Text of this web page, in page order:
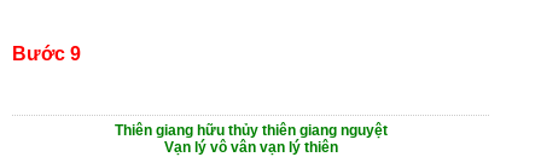
Bước 9
Thiên giang hữu thủy thiên giang nguyệt
Vạn lý vô vân vạn lý thiên